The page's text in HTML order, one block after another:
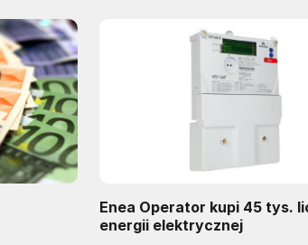
Enea Operator kupi 45 tys.
energii elektrycznej